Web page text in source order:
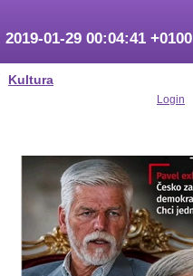
Kultura
2019-01-29 00:04:41 +0100
Login